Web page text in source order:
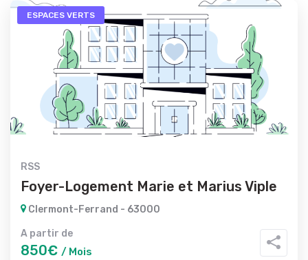
ESPACES VERTS
RSS
Foyer-Logement Marie et Marius Viple
Clermont-Ferrand - 63000
A partir de
850€ / Mois